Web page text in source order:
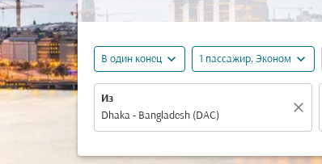
В один конец expand_more 1 пассажир, Эконом expand_more
Из
close